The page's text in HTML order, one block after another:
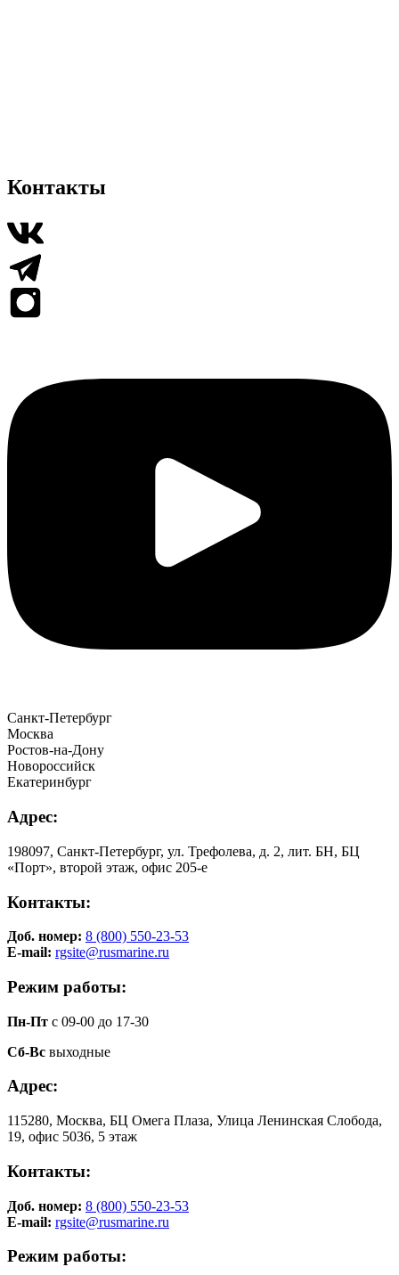
Контакты
Санкт-Петербург
Москва
Ростов-на-Дону
Новороссийск
Екатеринбург
Адрес:
198097, Санкт-Петербург, ул. Трефолева, д. 2, лит. БН, БЦ
«Порт», второй этаж, офис 205-е
Контакты:
Доб. номер: 8 (800) 550-23-53
E-mail: rgsite@rusmarine.ru
Режим работы:
Пн-Пт с 09-00 до 17-30
Сб-Вс выходные
Адрес:
115280, Москва, БЦ Омега Плаза, Улица Ленинская Слобода,
19, офис 5036, 5 этаж
Контакты:
Доб. номер: 8 (800) 550-23-53
E-mail: rgsite@rusmarine.ru
Режим работы: